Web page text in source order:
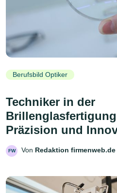
Berufsbild Optiker
Techniker in der
Präzision und
FW Von Redaktion firmenweb.de